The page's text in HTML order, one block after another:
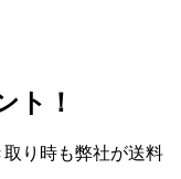
ト！
り時も弊社が送料